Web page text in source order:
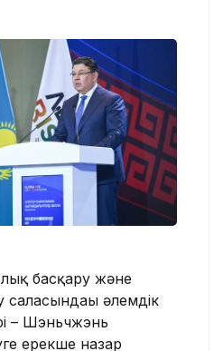
басқару және
әлемдік
– Шэньчжэнь
ерекше назар